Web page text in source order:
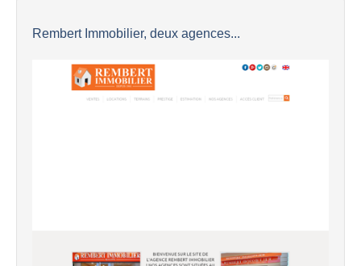
Rembert Immobilier, deux agences...